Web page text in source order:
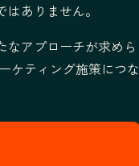
ありません。
アプローチが求めら
ケティング施策につな